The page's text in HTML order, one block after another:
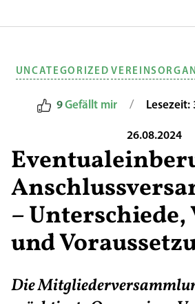
UNCATEGORIZED
9 Gefällt mir /
26.08.2024
–
und
Die